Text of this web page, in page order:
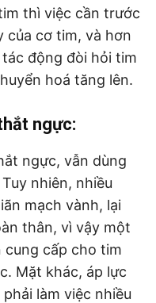
thì việc cần trước
của cơ tim, và hơn
động đòi hỏi tim
hoá tăng lên.
ngực:
ngực, vẫn dùng
nhiên, nhiều
mạch vành, lại
thân, vì vậy một
cung cấp cho tim
Mặt khác, áp lực
làm việc nhiều